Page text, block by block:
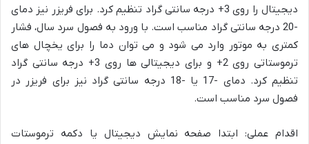
دیجیتال را روی 3+ درجه سانتی گراد تنظیم کرد. برای فریزر نیز دمای
-20 درجه سانتی گراد مناسب است. با ورود به فصول سرد سال، فشار
کمتری به موتور وارد می شود و می توان دما را برای یخچال های
ترموستاتی روی 2+ و برای دیجیتالی ها روی 3+ درجه سانتی گراد
تنظیم کرد. دمای -17 یا -18 درجه سانتی گراد نیز برای فریزر در
فصول سرد مناسب است.
اقدام عملی: ابتدا صفحه نمایش دیجیتال یا دکمه ترموستات